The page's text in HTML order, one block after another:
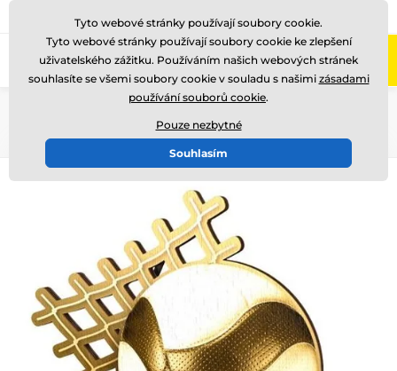
Zavolejte nám (Po-Pá 8-17)
Tyto webové stránky používají soubory cookie.
Tyto webové stránky používají soubory cookie ke zlepšení
uživatelského zážitku. Používáním našich webových stránek
souhlasíte se všemi soubory cookie v souladu s našimi zásadami
používání souborů cookie.
Pouze nezbytné
Souhlasím